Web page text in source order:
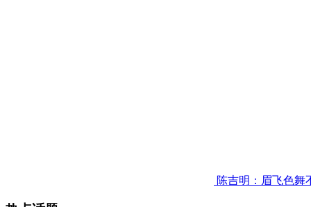
陈吉明：眉飞色舞